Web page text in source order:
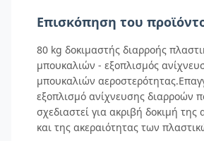
Επισκόπηση του
80 kg δοκιμαστής διαρροής
μπουκαλιών - εξοπλισμός
μπουκαλιών
εξοπλισμό ανίχνευσης διαρροών
σχεδιαστεί για ακριβή δοκιμή της
και της ακεραιότητας των